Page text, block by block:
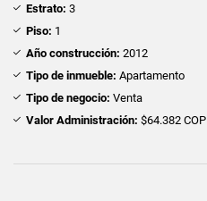
Estrato: 3
Piso: 1
Año construcción: 2012
Tipo de inmueble: Apartamento
Tipo de negocio: Venta
Valor Administración: $64.382 COP